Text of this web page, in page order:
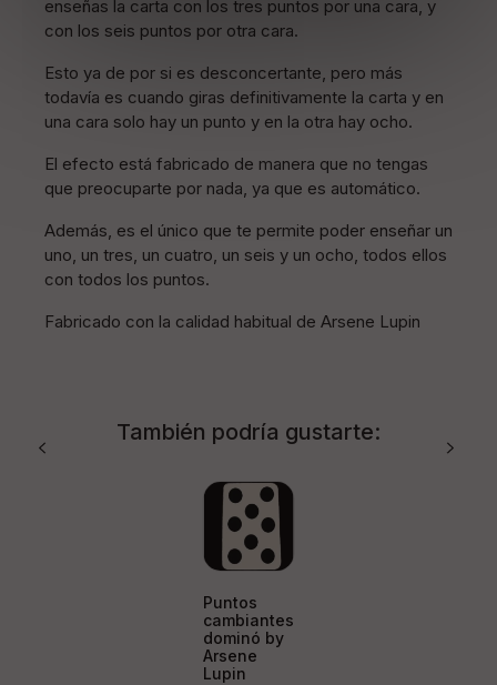
enseñas la carta con los tres puntos por una cara, y
con los seis puntos por otra cara.
Esto ya de por si es desconcertante, pero más
todavía es cuando giras definitivamente la carta y en
una cara solo hay un punto y en la otra hay ocho.
El efecto está fabricado de manera que no tengas
que preocuparte por nada, ya que es automático.
Además, es el único que te permite poder enseñar un
uno, un tres, un cuatro, un seis y un ocho, todos ellos
con todos los puntos.
Fabricado con la calidad habitual de Arsene Lupin
También podría gustarte:
Puntos
cambiantes
dominó by
Arsene
Lupin